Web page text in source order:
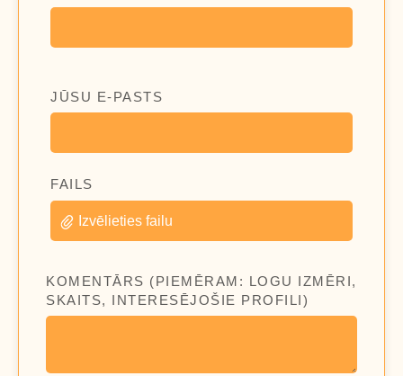
JŪSU E-PASTS
FAILS
Izvēlieties failu
KOMENTĀRS (PIEMĒRAM: LOGU IZMĒRI,
SKAITS, INTERESĒJOŠIE PROFILI)